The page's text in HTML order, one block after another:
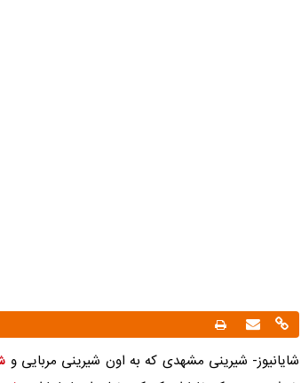
شایانیوز- شیرینی مشهدی که به اون شیرینی مربایی و